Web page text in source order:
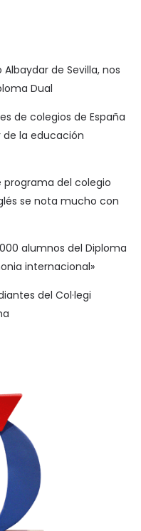
de Sevilla, nos
Dual
de colegios de España
de la educación
programa del colegio
se nota mucho con
alumnos del Diploma
internacional»
del Col·legi